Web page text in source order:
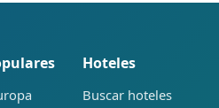
Hoteles
Buscar hoteles